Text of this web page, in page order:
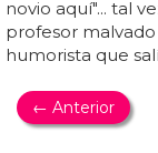
novio aquí"... tal
profesor
humorista que
← Anterior